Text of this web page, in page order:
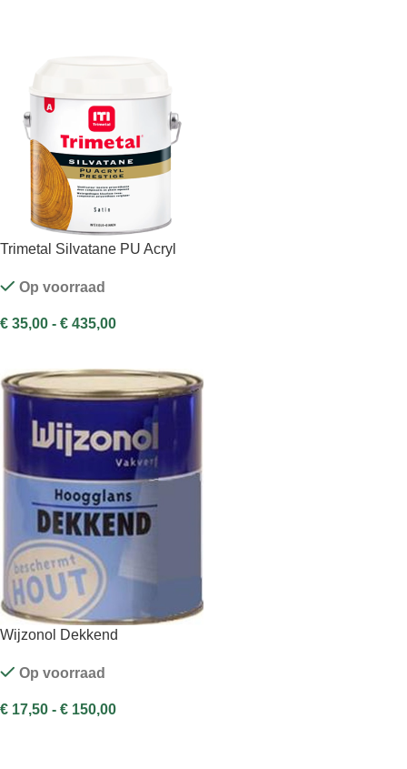
Trimetal Silvatane PU Acryl
Op voorraad
€ 35,00 - € 435,00
Wijzonol Dekkend
Op voorraad
€ 17,50 - € 150,00